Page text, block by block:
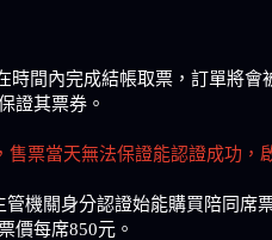
間內完成結帳取票，訂單將
證其票券。
售票當天無法保證能認證成功，
機關身分認證始能購買陪同席
價每席850元。